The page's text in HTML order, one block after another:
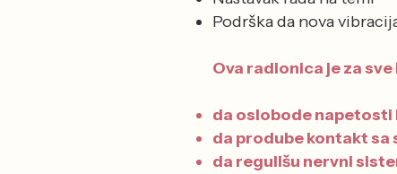
Podrška da nova
Ova radionica je za sve
da oslobode
da prodube kontakt
da regulišu nervni